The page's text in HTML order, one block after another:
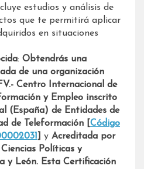
estudios y análisis de
que te permitirá aplicar
en situaciones
: Obtendrás una
de una organización
Centro Internacional de
y Empleo inscrito
(España) de Entidades de
de Teleformación [ Código
y Acreditada por
Políticas y
y León. Esta Certificación